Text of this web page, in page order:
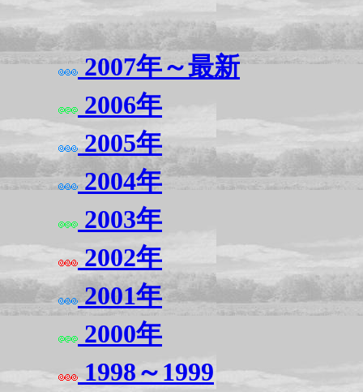
2007年～最新
2006年
2005年
2004年
2003年
2002年
2001年
2000年
1998～1999